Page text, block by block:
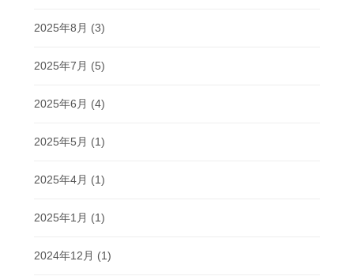
2025年8月 (3)
2025年7月 (5)
2025年6月 (4)
2025年5月 (1)
2025年4月 (1)
2025年1月 (1)
2024年12月 (1)